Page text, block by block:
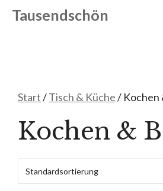
Zum
Inhalt
Tausendschön
Start/Tisch & Küche/ Kochen
Kochen &